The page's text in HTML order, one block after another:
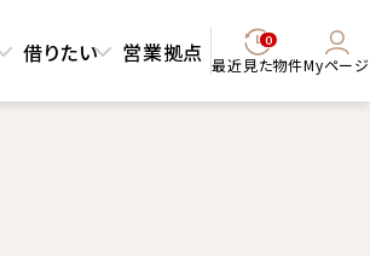
借りたい 営業拠点 0
最近見た物件Myページ